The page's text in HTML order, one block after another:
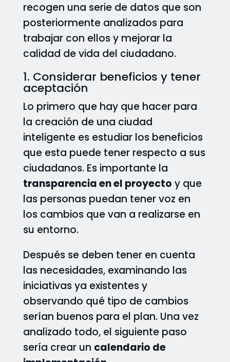
recogen una serie de datos que son
posteriormente analizados para
trabajar con ellos y mejorar la
calidad de vida del ciudadano.
1. Considerar beneficios y tener
aceptación
Lo primero que hay que hacer para
la creación de una ciudad
inteligente es estudiar los beneficios
que esta puede tener respecto a sus
ciudadanos. Es importante la
transparencia en el proyecto y que
las personas puedan tener voz en
los cambios que van a realizarse en
su entorno.
Después se deben tener en cuenta
las necesidades, examinando las
iniciativas ya existentes y
observando qué tipo de cambios
serían buenos para el plan. Una vez
analizado todo, el siguiente paso
sería crear un calendario de